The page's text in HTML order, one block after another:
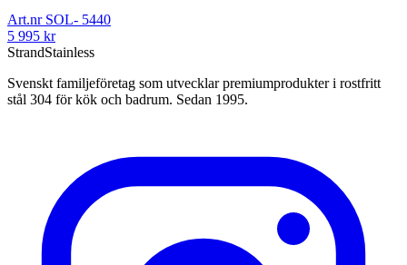
Art.nr SOL- 5440
5 995 kr
StrandStainless
Svenskt familjeföretag som utvecklar premiumprodukter i rostfritt
stål 304 för kök och badrum. Sedan 1995.